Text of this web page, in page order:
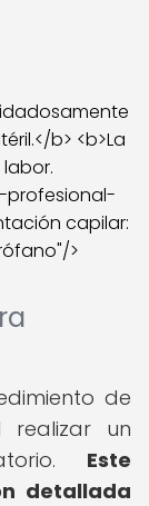
capilar:
>
de
realizar un
Este
detallada